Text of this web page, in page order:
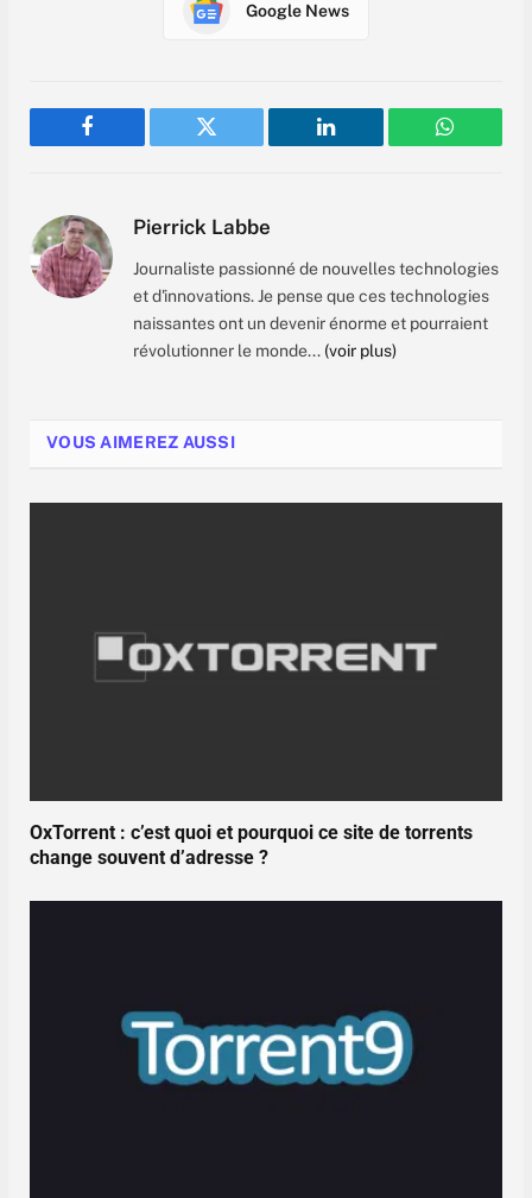
Google News
Facebook Twitter LinkedIn
Pierrick Labbe
Journaliste passionné de nouvelles technologies
et d'innovations. Je pense que ces technologies
naissantes ont un devenir énorme et pourraient
révolutionner le monde... (voir plus)
VOUS AIMEREZ AUSSI
OxTorrent : c’est quoi et pourquoi ce site de torrents
change souvent d’adresse ?